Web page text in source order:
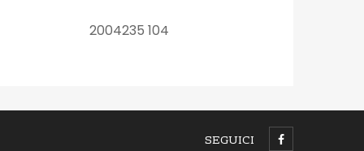
2004235 104
SEGUICI